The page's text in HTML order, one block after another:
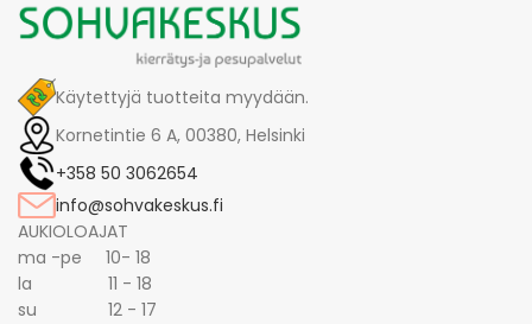
Käytettyjä tuotteita myydään.
Kornetintie 6 A, 00380, Helsinki
+358 50 3062654
info@sohvakeskus.fi
AUKIOLOAJAT
ma -pe 10- 18
la 11 - 18
su 12 - 17